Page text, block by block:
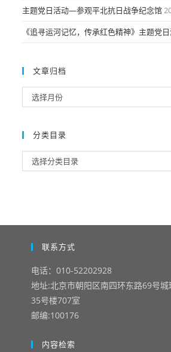
主题党日活动—参观平北抗日战争纪念馆
《追寻运河记忆，传承红色精神》主题党
文章归档
章
选择月份
分类目录
类
选择分类目录
联系方式
电话：010-52202928
地址:北京市朝阳区南四环东路69号
35号楼707室
邮编:100176
内容检索